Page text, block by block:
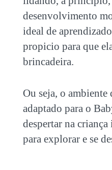
desenvolvimento
ideal de
propicio para que
brincadeira.
Ou seja, o
adaptado para o
despertar na
para explorar e se